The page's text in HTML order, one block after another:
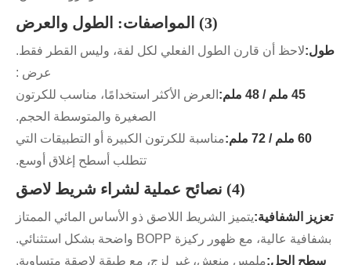
(3) المواصفات: الطول والعرض
طول:لاحظ أن قارن الطول الفعلي لكل لفة، وليس القطر فقط.
عرض :
45 ملم / 48 ملم:
العرض الأكثر استخدامًا، مناسب للكرتون
الصغيرة والمتوسطة الحجم.
60 ملم / 72 ملم:
مناسبة للكرتون الكبيرة أو التطبيقات التي
تتطلب أسطح إغلاق أوسع.
(4) نصائح عملية لشراء شريط لاصق
تعزيز الشفافية:يتميز الشريط اللاصق ذو الأساس المائي الممتاز
بشفافية عالية، مع ظهور ركيزة BOPP واضحة بشكل استثنائي.
سطح الجل:ملمس منعش، غير لزج، مع طبقة لاصقة متساوية.